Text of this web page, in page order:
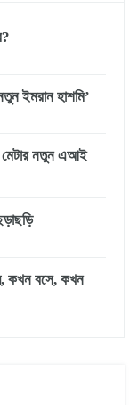
ইমরান হাশমি’
মেটার নতুন এআই
কখন বসে, কখন